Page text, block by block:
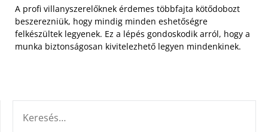
A profi villanyszerelőknek érdemes többfajta kötődobozt
beszerezniük, hogy mindig minden eshetőségre
felkészültek legyenek. Ez a lépés gondoskodik arról, hogy a
munka biztonságosan kivitelezhető legyen mindenkinek.